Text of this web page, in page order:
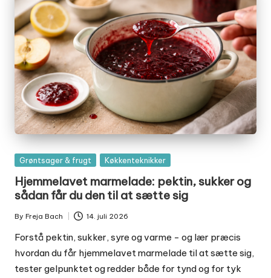
Posted
Grøntsager & frugt Køkkenteknikker
Hjemmelavet marmelade: pektin, sukker og
sådan får du den til at sætte sig
Posted
by
By Freja Bach 14. juli 2026
Forstå pektin, sukker, syre og varme - og lær præcis
hvordan du får hjemmelavet marmelade til at sætte sig,
tester gelpunktet og redder både for tynd og for tyk